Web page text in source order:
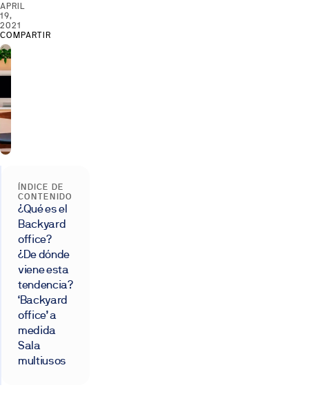
APRIL
19,
2021
COMPARTIR
ÍNDICE DE
CONTENIDO
¿Qué es el
Backyard
office?
¿De dónde
viene esta
tendencia?
‘Backyard
office’ a
medida
Sala
multiusos